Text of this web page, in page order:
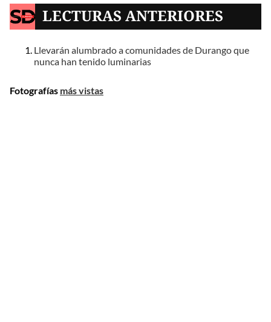
LECTURAS ANTERIORES
Llevarán alumbrado a comunidades de Durango que
nunca han tenido luminarias
Fotografías más vistas